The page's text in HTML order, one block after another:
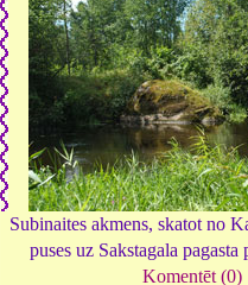
Subinaites akmens, skatot no
puses uz Sakstagala
Komentēt (0)